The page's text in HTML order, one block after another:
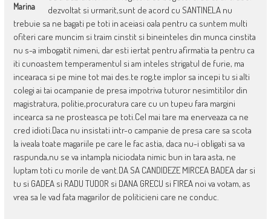
Marina
dezvoltat si urmarit,sunt de acord cu SANTINELA nu
trebuie sa ne bagati pe toti in aceiasi oala pentru ca suntem multi
ofiteri care muncim si traim cinstit si bineinteles din munca cinstita
nu s-a imbogatit nimeni, dar esti iertat pentru afirmatia ta pentru ca
iti cunoastem temperamentul si am inteles strigatul de furie, ma
incearaca si pe mine tot mai des.te rog,te implor sa incepi tu si alti
colegi ai tai ocampanie de presa impotriva tuturor nesimtitilor din
magistratura, politie,procuratura care cu un tupeu fara margini
incearca sa ne prosteasca pe toti.Cel mai tare ma enerveaza ca ne
cred idioti.Daca nu insistati intr-o campanie de presa care sa scota
la iveala toate magariile pe care le fac astia, daca nu-i obligati sa va
raspunda,nu se va intampla niciodata nimic bun in tara asta, ne
luptam toti cu morile de vant.DA SA CANDIDEZE MIRCEA BADEA dar si
tu si GADEA si RADU TUDOR si DANA GRECU si FIREA noi va votam, as
vrea sa le vad fata magarilor de politicieni care ne conduc.